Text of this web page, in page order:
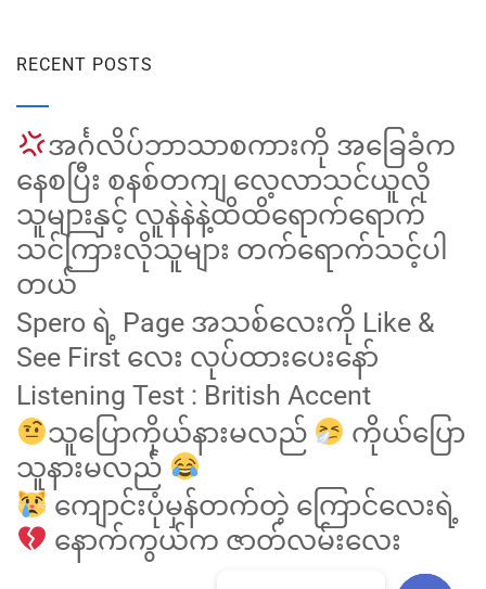
RECENT POSTS
အင်္ဂလိပ်ဘာသာစကားကို အခြေခံက
နေစပြီး စနစ်တကျ လေ့လာသင်ယူလို
သူများနှင့် လူနဲနဲနဲ့ထိထိရောက်ရောက်
သင်ကြားလိုသူများ တက်ရောက်သင့်ပါ
တယ်
Spero ရဲ့ Page အသစ်လေးကို Like &
See First လေး လုပ်ထားပေးနော်
Listening Test : British Accent
သူပြောကိုယ်နားမလည်
ကိုယ်ပြော
သူနားမလည်
ကျောင်းပုံမှန်တက်တဲ့ ကြောင်လေးရဲ့
နောက်ကွယ်က ဇာတ်လမ်းလေး